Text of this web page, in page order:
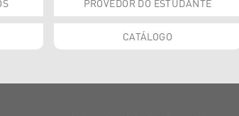
PROVEDOR DO ESTUDANTE
CATÁLOGO